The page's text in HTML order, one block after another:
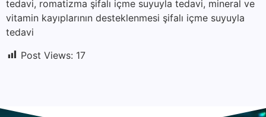
tedavi, romatizma şifalı içme suyuyla tedavi, mineral ve
vitamin kayıplarının desteklenmesi şifalı içme suyuyla
tedavi
Post Views: 17